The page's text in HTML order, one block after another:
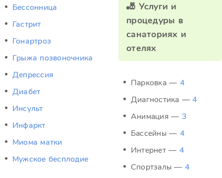
Бессонница
Гастрит
Гонартроз
Грыжа позвоночника
Депрессия
Диабет
Инсульт
Инфаркт
Миома матки
Мужское бесплодие
🎳 Услуги и
процедуры в
санаториях и
отелях
Парковка — 4
Диагностика —4
Анимация — 3
Бассейны — 4
Интернет — 4
Спортзалы — 4